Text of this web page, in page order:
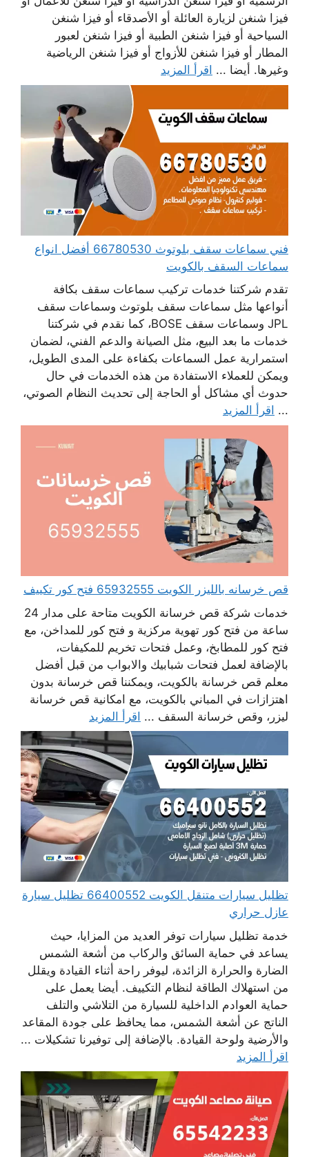
فيزا شنغن لزيارة العائلة أو الأصدقاء أو فيزا شنغن
السياحية أو فيزا شنغن الطبية أو فيزا شنغن لعبور
المطار أو فيزا شنغن للأزواج أو فيزا شنغن الرياضية
وغيرها. أيضا ... اقرأ المزيد
فني سماعات سقف بلوتوث 66780530 أفضل انواع
سماعات السقف بالكويت
تقدم شركتنا خدمات تركيب سماعات سقف بكافة
أنواعها مثل سماعات سقف بلوتوث وسماعات سقف
JPL وسماعات سقف BOSE، كما نقدم في شركتنا
خدمات ما بعد البيع، مثل الصيانة والدعم الفني، لضمان
استمرارية عمل السماعات بكفاءة على المدى الطويل،
ويمكن للعملاء الاستفادة من هذه الخدمات في حال
حدوث أي مشاكل أو الحاجة إلى تحديث النظام الصوتي،
... اقرأ المزيد
قص خرسانه بالليزر الكويت 65932555 فتح كور تكييف
خدمات شركة قص خرسانة الكويت متاحة على مدار 24
ساعة من فتح كور تهوية مركزية و فتح كور للمداخن، مع
فتح كور للمطابخ، وعمل فتحات تخريم للمكيفات،
بالإضافة لعمل فتحات شبابيك والابواب من قبل أفضل
معلم قص خرسانة بالكويت، ويمكننا قص خرسانة بدون
اهتزازات في المباني بالكويت، مع امكانية قص خرسانة
ليزر، وقص خرسانة السقف ... اقرأ المزيد
تظليل سيارات متنقل الكويت 66400552 تظليل سيارة
عازل حراري
خدمة تظليل سيارات توفر العديد من المزايا، حيث
يساعد في حماية السائق والركاب من أشعة الشمس
الضارة والحرارة الزائدة، ليوفر راحة أثناء القيادة ويقلل
من استهلاك الطاقة لنظام التكييف. أيضا يعمل على
حماية العوادم الداخلية للسيارة من التلاشي والتلف
الناتج عن أشعة الشمس، مما يحافظ على جودة المقاعد
والأرضية ولوحة القيادة. بالإضافة إلى توفيرنا تشكيلات ...
اقرأ المزيد